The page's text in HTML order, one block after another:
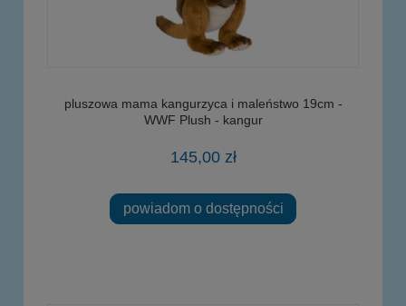
pluszowa mama kangurzyca i maleństwo 19cm -
WWF Plush - kangur
145,00 zł
powiadom o dostępności